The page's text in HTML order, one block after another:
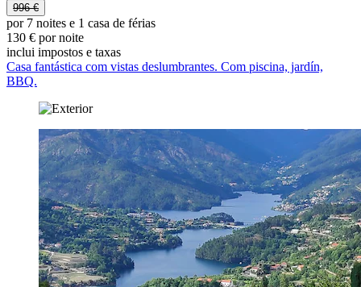
996 €
por 7 noites e 1 casa de férias
130 € por noite
inclui impostos e taxas
Casa fantástica com vistas deslumbrantes. Com piscina, jardín,
BBQ.